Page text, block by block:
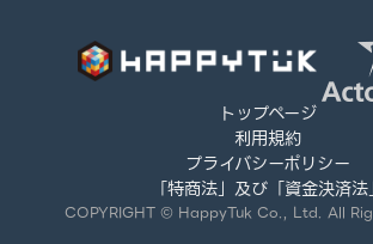
トップページ
利用規約
プライバシーポリシー
「特商法」及び「資金決済法」
COPYRIGHT © HappyTuk Co., Ltd. All